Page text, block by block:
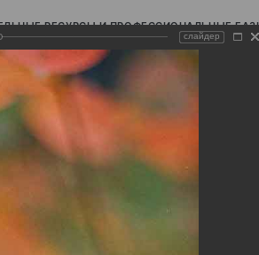
РЕСУРСЫ И ПРОФЕССИОНАЛЬНЫЕ
слайдер